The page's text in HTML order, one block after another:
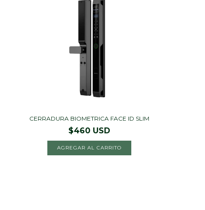
CERRADURA BIOMETRICA FACE ID SLIM
$460 USD
AGREGAR AL CARRITO